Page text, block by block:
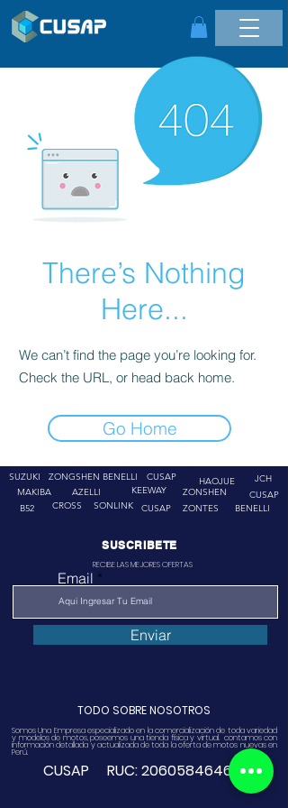
There’s Nothing
Here...
We can’t find the page you’re looking for.
Check the URL, or head back home.
Go Home
SUZUKI
ZONGSHEN
MAKIBA
AZELLI
BENELLI
CUSAP
KEEWAY
B52
CROSS SONLINK CUSAP
HAOJUE
JCH
ZONSHEN
ZONTES
CUSAP
BENELLI
SUSCRIBETE
RECIBE LAS MEJORES OFERTAS
Email
Enviar
TODO SOBRE NOSOTROS
Somos Una Empresa especializado en la comercialización de toda variedad
y modelos de motos, poseemos una tienda física y virtual. contamos con
información detallada y actualizada de toda la oferta de motos nuevas en
Perú.
CUSAP RUC:20605846468